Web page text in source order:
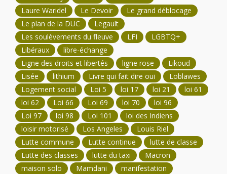
Laure Waridel
Le Devoir
Le grand déblocage
Le plan de la DUC
Legault
Les soulèvements du fleuve
LFI
LGBTQ+
Libéraux
libre-échange
Ligne des droits et libertés
ligne rose
Likoud
Lisée
lithium Livre qui fait dire oui
Loblawes
Logement social
Loi 5 loi 17 loi 21
loi 61
loi 62
Loi 66 Loi 69 loi 70
loi 96
Loi 97
loi 98 Loi 101
loi des Indiens
loisir motorisé
Los Angeles
Louis Riel
Lutte commune
Lutte continue
lutte de classe
Lutte des classes
lutte du taxi
Macron
maison solo
Mamdani
manifestation